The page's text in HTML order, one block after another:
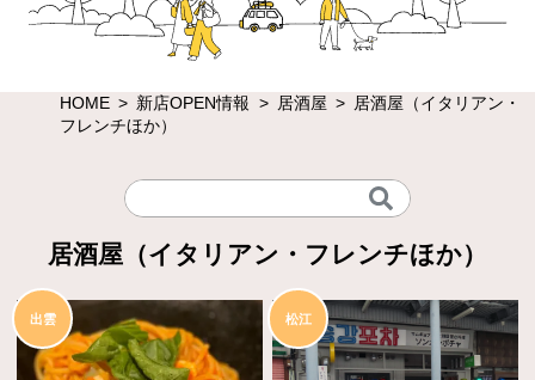
HOME 新店OPEN情報 居酒屋
居酒屋（イタリアン・
フレンチほか）
居酒屋（イタリアン・フレンチほか）
出雲 松江